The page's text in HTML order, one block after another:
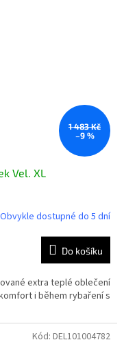
1 483 Kč
–9 %
Vel. XL
Obvykle dostupné do 5 dní
Do košíku
extra teplé oblečení
i během rybaření s
Kód: DEL101004782